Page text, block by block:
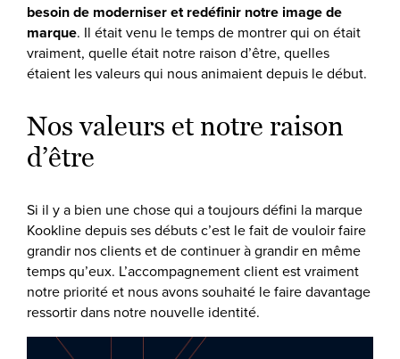
besoin de moderniser et redéfinir notre image de
marque. Il était venu le temps de montrer qui on était
vraiment, quelle était notre raison d’être, quelles
étaient les valeurs qui nous animaient depuis le début.
Nos valeurs et notre raison
d’être
Si il y a bien une chose qui a toujours défini la marque
Kookline depuis ses débuts c’est le fait de vouloir faire
grandir nos clients et de continuer à grandir en même
temps qu’eux. L’accompagnement client est vraiment
notre priorité et nous avons souhaité le faire davantage
ressortir dans notre nouvelle identité.